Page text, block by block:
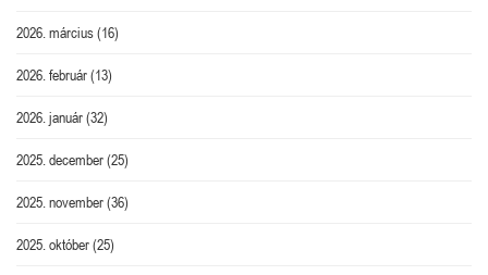
2026. március(16)
2026. február(13)
2026. január(32)
2025. december(25)
2025. november(36)
2025. október(25)